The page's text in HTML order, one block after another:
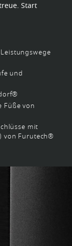
Start
und
Füße von
mit
von Furutech®